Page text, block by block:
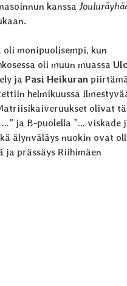
kanssa
monipuolisempi, kun
oli muun muassa
ja Pasi Heikuran
helmikuussa
olivat
ja B-puolella ”… viskade
älynväläys nuokin ovat
prässäys Riihimäen